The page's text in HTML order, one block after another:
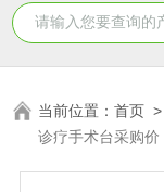
当前位置：首页 >
诊疗手术台采购价